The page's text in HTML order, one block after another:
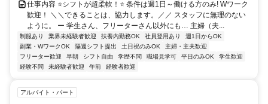
仕事内容 ⭐シフトが超柔軟！⭐ 条件は週1日～働ける方のみ! Wワーク
歓迎！ ＼＼できることは、協力します。／／ スタッフに無理のない
ように。 ー 学生さん、フリーターさん以外にも… 主婦（夫...
制服あり 業界未経験者歓迎 扶養内勤務OK 社員登用あり
週1日からOK
副業・WワークOK
隔週シフト提出 土日祝のみOK
主婦・主夫歓迎
フリーター歓迎
早朝 シフト自由 学歴不問 職場見学可 平日のみOK
学生歓迎
経験不問
未経験者歓迎 午前 経験者歓迎
アルバイト・パート